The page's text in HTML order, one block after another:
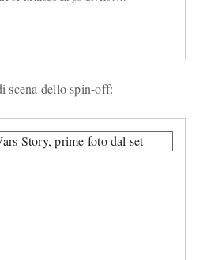
scena dello spin-off: